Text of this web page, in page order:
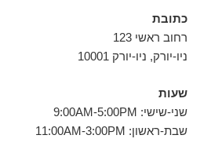
כתובת
רחוב ראשי 123
ניו-יורק, ניו-יורק 10001
שעות
שני-שישי: 9:00AM-5:00PM
שבת-ראשון: 11:00AM-3:00PM